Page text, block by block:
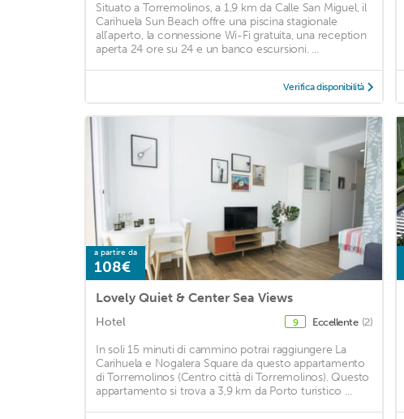
Situato a Torremolinos, a 1,9 km da Calle San Miguel, il
Carihuela Sun Beach offre una piscina stagionale
all'aperto, la connessione Wi-Fi gratuita, una reception
aperta 24 ore su 24 e un banco escursioni. ...
Verifica disponibilità
a partire da
108€
Lovely Quiet & Center Sea Views
Hotel 9 Eccellente (2)
In soli 15 minuti di cammino potrai raggiungere La
Carihuela e Nogalera Square da questo appartamento
di Torremolinos (Centro città di Torremolinos). Questo
appartamento si trova a 3,9 km da Porto turistico ...